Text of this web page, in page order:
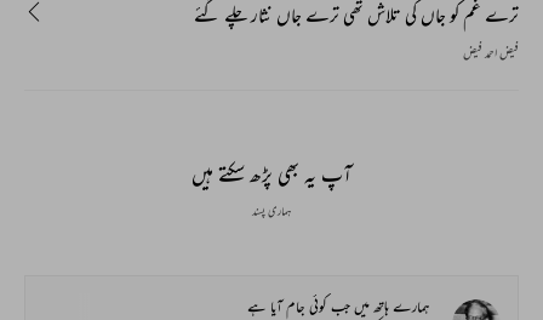
ترے غم کو جاں کی تلاش تھی ترے جاں نثار چلے گئے
فیض احمد فیض
آپ یہ بھی پڑھ سکتے ہیں
ہماری پسند
ہمارے ہاتھ میں جب کوئی جام آیا ہے